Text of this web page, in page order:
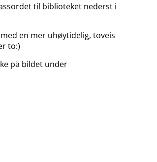
til biblioteket nederst i
en mer uhøytidelig, toveis
to:)
på bildet under